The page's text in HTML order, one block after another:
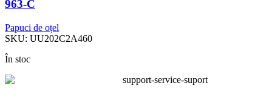
963-C
Papuci de oțel
SKU: UU202C2A460
În stoc